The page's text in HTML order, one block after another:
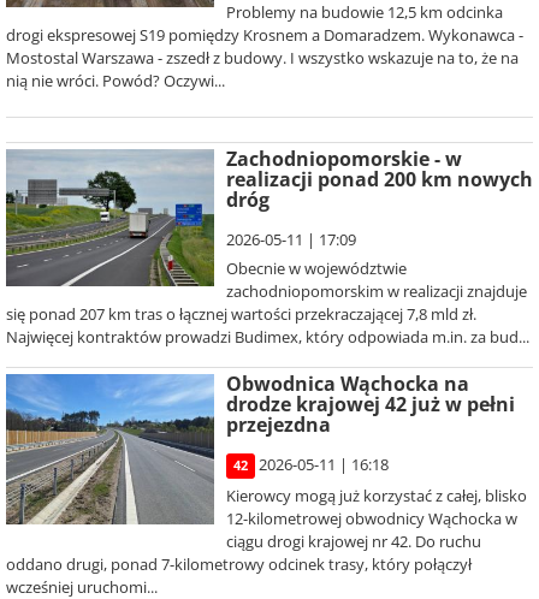
Problemy na budowie 12,5 km odcinka
drogi ekspresowej S19 pomiędzy Krosnem a Domaradzem. Wykonawca -
Mostostal Warszawa - zszedł z budowy. I wszystko wskazuje na to, że na
nią nie wróci. Powód? Oczywi...
Zachodniopomorskie - w
realizacji ponad 200 km nowych
dróg
2026-05-11 | 17:09
Obecnie w województwie
zachodniopomorskim w realizacji znajduje
się ponad 207 km tras o łącznej wartości przekraczającej 7,8 mld zł.
Najwięcej kontraktów prowadzi Budimex, który odpowiada m.in. za bud...
Obwodnica Wąchocka na
drodze krajowej 42 już w pełni
przejezdna
42
2026-05-11 | 16:18
Kierowcy mogą już korzystać z całej, blisko
12-kilometrowej obwodnicy Wąchocka w
ciągu drogi krajowej nr 42. Do ruchu
oddano drugi, ponad 7-kilometrowy odcinek trasy, który połączył
wcześniej uruchomi...